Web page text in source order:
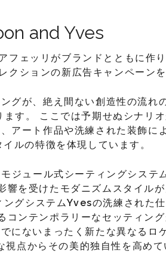
and Yves
ェッリがブランドとともに作
ションの新広告キャンペーン
グが、絶え間ない創造性の流れ
す。 ここでは予期せぬシナリ
アート作品や洗練された装飾に
ルの特徴を体現しています。
ジュール式シーティングシステ
を受けたモダニズムスタイル
ングシステムYvesの洗練された
ンテンポラリーなセッティン
にないまったく新たな異なるロ
点からその美的独自性を高めて